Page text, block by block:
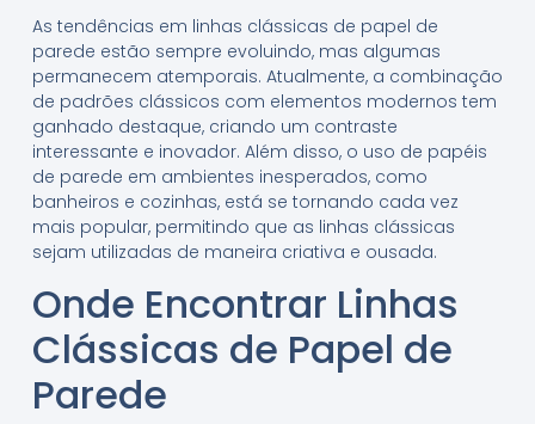
As tendências em linhas clássicas de papel de
parede estão sempre evoluindo, mas algumas
permanecem atemporais. Atualmente, a combinação
de padrões clássicos com elementos modernos tem
ganhado destaque, criando um contraste
interessante e inovador. Além disso, o uso de papéis
de parede em ambientes inesperados, como
banheiros e cozinhas, está se tornando cada vez
mais popular, permitindo que as linhas clássicas
sejam utilizadas de maneira criativa e ousada.
Onde Encontrar Linhas
Clássicas de Papel de
Parede